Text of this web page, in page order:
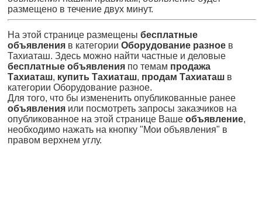
размещено в течение двух минут.
На этой странице размещены бесплатные
объявления в категории Оборудование разное в
Тахиаташ. Здесь можно найти частные и деловые
бесплатные объявления по темам продажа
Тахиаташ, купить Тахиаташ, продам Тахиаташ в
категории Оборудование разное.
Для того, что бы измененить опубликованные ранее
объявления или посмотреть запросы заказчиков на
опубликованное на этой странице Ваше объявление,
необходимо нажать на кнопку "Мои объявления" в
правом верхнем углу.